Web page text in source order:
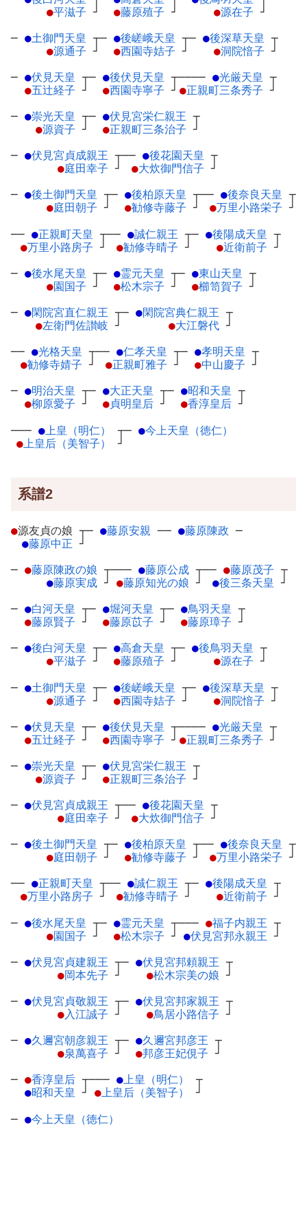
●平滋子 ┘
●藤原殖子 ┘
●源在子 ┘
─ ●土御門天皇 ┬
●源通子 ┘
─ ●後嵯峨天皇 ┬
●西園寺姞子 ┘
─ ●後深草天皇 ┬
●洞院愔子 ┘
─ ●伏見天皇 ┬
●五辻経子 ┘
─ ●後伏見天皇 ┬
●西園寺寧子 ┘
──── ●光厳天皇 ┬
●正親町三条秀子 ┘
─ ●崇光天皇 ┬
●源資子 ┘
─ ●伏見宮栄仁親王 ┬
●正親町三条治子 ┘
─ ●伏見宮貞成親王 ┬
●庭田幸子 ┘
── ●後花園天皇 ┬
●大炊御門信子 ┘
─ ●後土御門天皇 ┬
●庭田朝子 ┘
─ ●後柏原天皇 ┬
●勧修寺藤子 ┘
── ●後奈良天皇 ┬
●万里小路栄子 ┘
── ●正親町天皇 ┬
●万里小路房子 ┘
── ●誠仁親王 ┬
●勧修寺晴子 ┘
─ ●後陽成天皇 ┬
●近衛前子 ┘
─ ●後水尾天皇 ┬
●園国子 ┘
─ ●霊元天皇 ┬
●松木宗子 ┘
─ ●東山天皇 ┬
●櫛笥賀子 ┘
─ ●閑院宮直仁親王 ┬
●左衛門佐讃岐 ┘
─ ●閑院宮典仁親王 ┬
●大江磐代 ┘
── ●光格天皇 ┬
●勧修寺婧子 ┘
── ●仁孝天皇 ┬
●正親町雅子 ┘
─ ●孝明天皇 ┬
●中山慶子 ┘
─ ●明治天皇 ┬
●柳原愛子 ┘
─ ●大正天皇 ┬
●貞明皇后 ┘
─ ●昭和天皇 ┬
●香淳皇后 ┘
─── ● 上皇（明仁）
┬
● 上皇后（美智子） ┘
─ ●今上天皇（徳仁）
系譜2
●源友貞の娘 ┬
●藤原中正 ┘
─ ●藤原安親 ── ●藤原陳政 ─
─ ●藤原陳政の娘 ┬
●藤原実成 ┘
─── ●藤原公成 ┬
●藤原知光の娘 ┘
── ●藤原茂子 ┬
●後三条天皇 ┘
─ ●白河天皇 ┬
●藤原賢子 ┘
─ ●堀河天皇 ┬
●藤原苡子 ┘
─ ●鳥羽天皇 ┬
●藤原璋子 ┘
─ ●後白河天皇 ┬
●平滋子 ┘
─ ●高倉天皇 ┬
●藤原殖子 ┘
─ ●後鳥羽天皇 ┬
●源在子 ┘
─ ●土御門天皇 ┬
●源通子 ┘
─ ●後嵯峨天皇 ┬
●西園寺姞子 ┘
─ ●後深草天皇 ┬
●洞院愔子 ┘
─ ●伏見天皇 ┬
●五辻経子 ┘
─ ●後伏見天皇 ┬
●西園寺寧子 ┘
──── ●光厳天皇 ┬
●正親町三条秀子 ┘
─ ●崇光天皇 ┬
●源資子 ┘
─ ●伏見宮栄仁親王 ┬
●正親町三条治子 ┘
─ ●伏見宮貞成親王 ┬
●庭田幸子 ┘
── ●後花園天皇 ┬
●大炊御門信子 ┘
─ ●後土御門天皇 ┬
●庭田朝子 ┘
─ ●後柏原天皇 ┬
●勧修寺藤子 ┘
── ●後奈良天皇 ┬
●万里小路栄子 ┘
── ●正親町天皇 ┬
●万里小路房子 ┘
── ●誠仁親王 ┬
●勧修寺晴子 ┘
─ ●後陽成天皇 ┬
●近衛前子 ┘
─ ●後水尾天皇 ┬
●園国子 ┘
─ ●霊元天皇 ┬
●松木宗子 ┘
─── ●福子内親王 ┬
●伏見宮邦永親王 ┘
─ ●伏見宮貞建親王 ┬
●岡本先子 ┘
─ ●伏見宮邦頼親王 ┬
●松木宗美の娘 ┘
─ ●伏見宮貞敬親王 ┬
●入江誠子 ┘
─ ●伏見宮邦家親王 ┬
●鳥居小路信子 ┘
─ ●久邇宮朝彦親王 ┬
●泉萬喜子 ┘
─ ●久邇宮邦彦王 ┬
●邦彦王妃俔子 ┘
─ ●香淳皇后 ┬
●昭和天皇 ┘
─── ●上皇（明仁）
┬
●上皇后（美智子） ┘
─ ●今上天皇（徳仁）